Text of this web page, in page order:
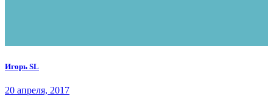
Игорь SL
20 апреля, 2017